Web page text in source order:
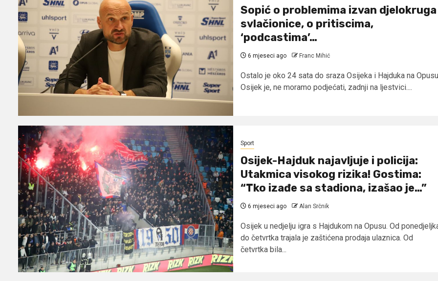
Sopić o problemima izvan djelokruga
svlačionice, o pritiscima,
‘podcastima’…
6 mjeseci ago Franc Mihić
Ostalo je oko 24 sata do sraza Osijeka i Hajduka na
Osijek je, ne moramo podjećati, zadnji na ljestvici....
Sport
Osijek-Hajduk najavljuje i policija:
Utakmica visokog rizika! Gostima:
“Tko izađe sa stadiona, izašao je…”
6 mjeseci ago Alan Srčnik
Osijek u nedjelju igra s Hajdukom na Opusu. Od
do četvrtka trajala je zaštićena prodaja ulaznica. Od
četvrtka bila...